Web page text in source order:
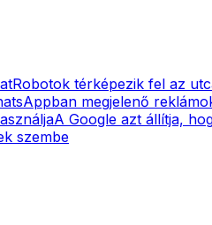
Robotok térképezik fel az
megjelenő
A Google azt állítja,
szembe